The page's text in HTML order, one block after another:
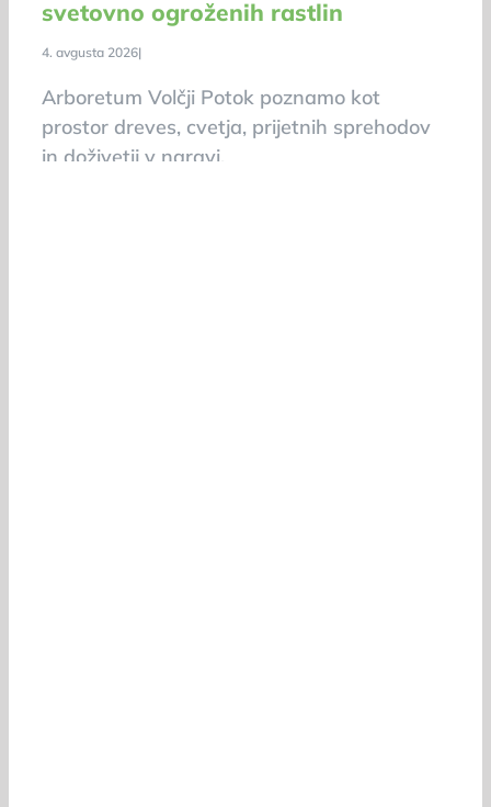
svetovno ogroženih rastlin
4. avgusta 2026|
Arboretum Volčji Potok poznamo kot
prostor dreves, cvetja, prijetnih sprehodov
in doživetij v naravi.